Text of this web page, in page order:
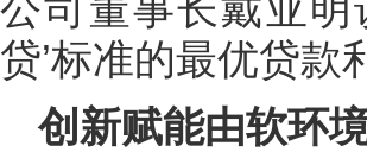
贷’标准的最优贷款
创新赋能由软环